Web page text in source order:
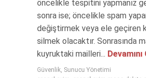
öncelikle tespitini yapmanız
sonra ise; öncelikle spam
değiştirmek veya ele geçiren
silmek olacaktır. Sonrasında
kuyruktaki mailleri...
Güvenlik, Sunucu Yönetimi